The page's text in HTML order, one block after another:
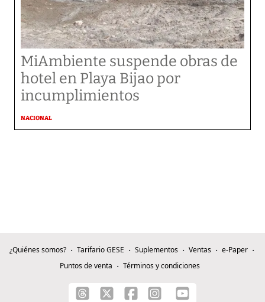
MiAmbiente suspende obras de
hotel en Playa Bijao por
incumplimientos
NACIONAL
¿Quiénes somos? Tarifario GESE Suplementos Ventas
e-Paper
Puntos de venta
Términos y condiciones